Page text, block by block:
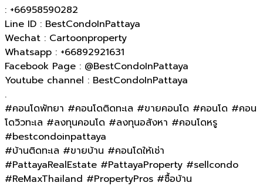
: +66958590282
Line ID : BestCondoInPattaya
Wechat : Cartoonproperty
Whatsapp : +66892921631
Facebook Page : @BestCondoInPattaya
Youtube channel : BestCondoInPattaya
.
#คอนโดพัทยา #คอนโดติดทะเล #ขายคอนโด #คอนโด #คอน
โดวิวทะเล #ลงทุนคอนโด #ลงทุนอสังหา #คอนโดหรู
#bestcondoinpattaya
#บ้านติดทะเล​ #ขายบ้าน #คอนโดให้เช่า
#PattayaRealEstate #PattayaProperty #sellcondo
#ReMaxThailand #PropertyPros #ซื้อบ้าน